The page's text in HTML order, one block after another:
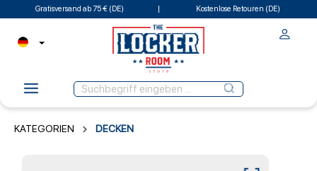
Gratisversand ab 75 € (DE) Kostenlose Retouren (DE)
KATEGORIEN DECKEN